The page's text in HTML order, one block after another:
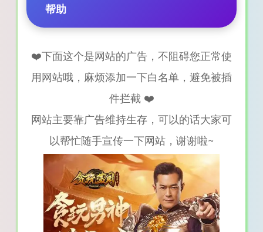
帮助
❤️下面这个是网站的广告，不阻碍您正常使
用网站哦，麻烦添加一下白名单，避免被插
件拦截 ❤️
网站主要靠广告维持生存，可以的话大家可
以帮忙随手宣传一下网站，谢谢啦~